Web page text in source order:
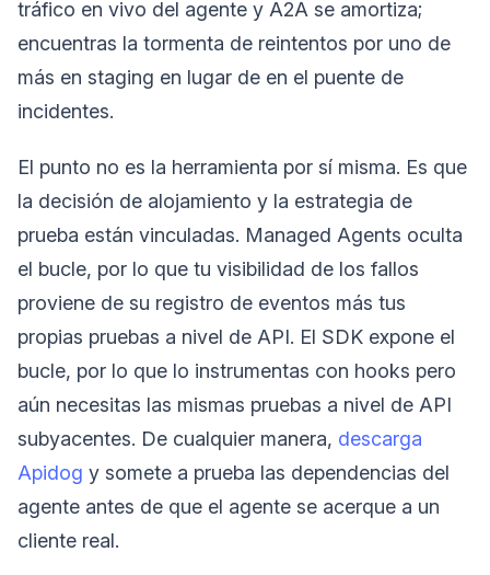
tráfico en vivo del agente y A2A se amortiza;
encuentras la tormenta de reintentos por uno de
más en staging en lugar de en el puente de
incidentes.
El punto no es la herramienta por sí misma. Es que
la decisión de alojamiento y la estrategia de
prueba están vinculadas. Managed Agents oculta
el bucle, por lo que tu visibilidad de los fallos
proviene de su registro de eventos más tus
propias pruebas a nivel de API. El SDK expone el
bucle, por lo que lo instrumentas con hooks pero
aún necesitas las mismas pruebas a nivel de API
subyacentes. De cualquier manera, descarga
Apidog y somete a prueba las dependencias del
agente antes de que el agente se acerque a un
cliente real.